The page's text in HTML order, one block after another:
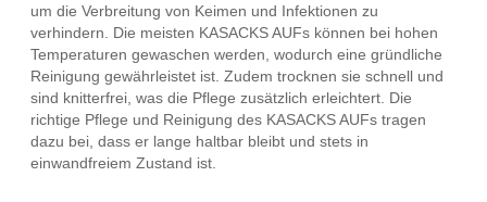
um die Verbreitung von Keimen und Infektionen zu
verhindern. Die meisten KASACKS AUFs können bei hohen
Temperaturen gewaschen werden, wodurch eine gründliche
Reinigung gewährleistet ist. Zudem trocknen sie schnell und
sind knitterfrei, was die Pflege zusätzlich erleichtert. Die
richtige Pflege und Reinigung des KASACKS AUFs tragen
dazu bei, dass er lange haltbar bleibt und stets in
einwandfreiem Zustand ist.